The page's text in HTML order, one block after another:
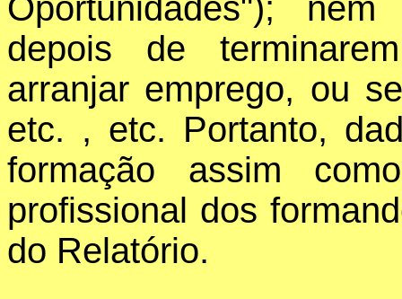
Oportunidades");
depois de
arranjar emprego, ou
etc. , etc. Portanto,
formação assim
profissional dos
do Relatório.